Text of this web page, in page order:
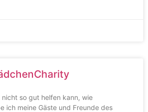
nicht so gut helfen kann, wie
ich meine Gäste und Freunde des